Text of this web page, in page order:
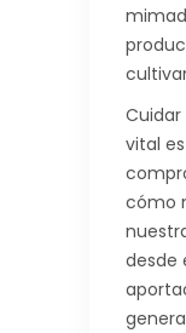
vital
cómo
desde